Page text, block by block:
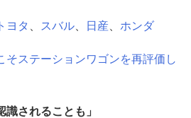
トヨタ スバル 日産 ホンダ
そステーションワゴンを再評価し
識されることも」